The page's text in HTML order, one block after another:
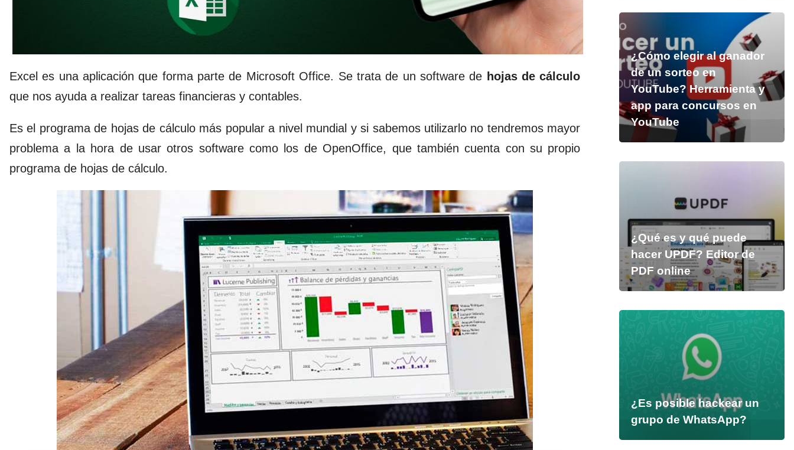
Excel es una aplicación que forma parte de Microsoft Office. Se trata de un software de hojas de cálculo
que nos ayuda a realizar tareas financieras y contables.
Es el programa de hojas de cálculo más popular a nivel mundial y si sabemos utilizarlo no tendremos mayor
problema a la hora de usar otros software como los de OpenOffice, que también cuenta con su propio
programa de hojas de cálculo.
¿Cómo elegir al ganador
de un sorteo en
YouTube? Herramienta y
app para concursos en
YouTube
¿Qué es y qué puede
hacer UPDF? Editor de
PDF online
¿Es posible hackear un
grupo de WhatsApp?